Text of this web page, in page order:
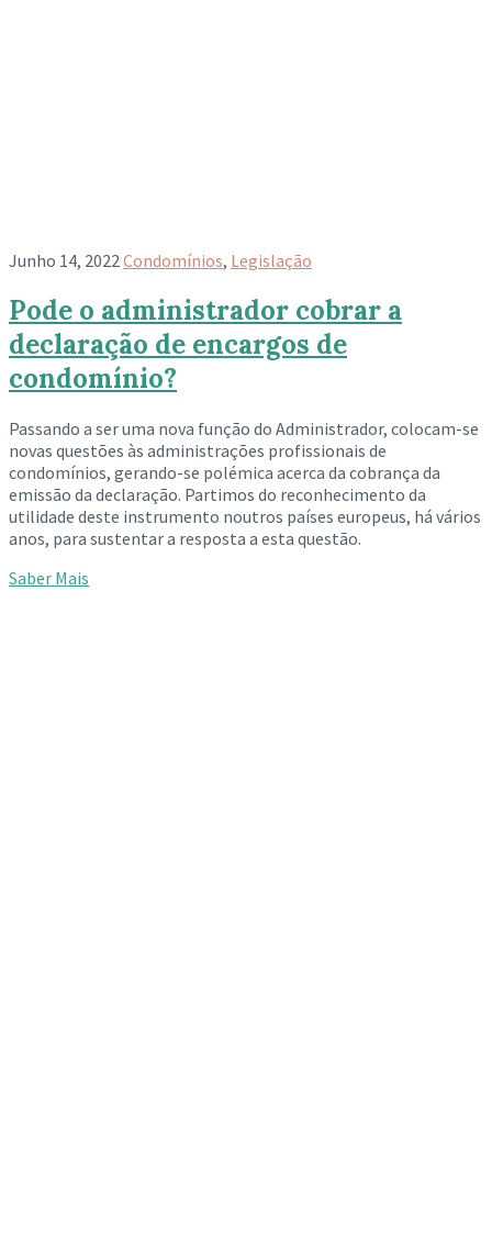
Junho 14, 2022 Condomínios, Legislação
Pode o administrador cobrar a
declaração de encargos de
condomínio?
Passando a ser uma nova função do Administrador, colocam-se
novas questões às administrações profissionais de
condomínios, gerando-se polémica acerca da cobrança da
emissão da declaração. Partimos do reconhecimento da
utilidade deste instrumento noutros países europeus, há vários
anos, para sustentar a resposta a esta questão.
Saber Mais